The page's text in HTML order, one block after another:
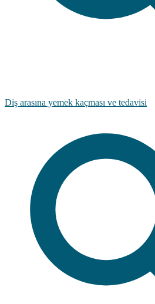
Diş arasına yemek kaçması ve tedavisi